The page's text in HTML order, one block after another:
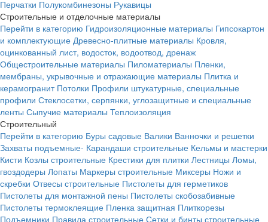
Перчатки Полукомбинезоны Рукавицы
Строительные и отделочные материалы
Перейти в категорию Гидроизоляционные материалы Гипсокартон
и комплектующие Древесно-плитные материалы Кровля,
оцинкованный лист, водосток, водоотвод, дренаж
Общестроительные материалы Пиломатериалы Пленки,
мембраны, укрывочные и отражающие материалы Плитка и
керамогранит Потолки Профили штукатурные, специальные
профили Стеклосетки, серпянки, углозащитные и специальные
ленты Сыпучие материалы Теплоизоляция
Строительный
Перейти в категорию Буры садовые Валики Ванночки и решетки
Захваты подъемные- Карандаши строительные Кельмы и мастерки
Кисти Козлы строительные Крестики для плитки Лестницы Ломы,
гвоздодеры Лопаты Маркеры строительные Миксеры Ножи и
скребки Отвесы строительные Пистолеты для герметиков
Пистолеты для монтажной пены Пистолеты скобозабивные
Пистолеты термоклеящие Пленка защитная Плиткорезы
Подъемники Правила строительные Сетки и бинты строительные